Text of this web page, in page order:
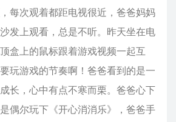
每次观着都距电视很近，爸爸妈妈
发上观看，总是不听。昨天坐在电
盒上的鼠标跟着游戏视频一起互
玩游戏的节奏啊！爸爸看到的是一
长，心中有点不寒而栗。爸爸心下
偶尔玩下《开心消消乐》，爸爸手